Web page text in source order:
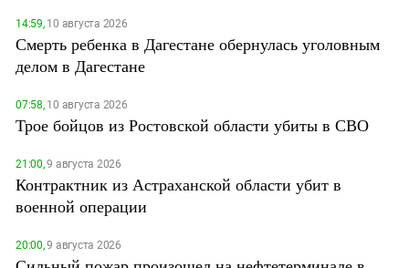
14:59,10 августа 2026
Смерть ребенка в Дагестане обернулась уголовным
делом в Дагестане
07:58,10 августа 2026
Трое бойцов из Ростовской области убиты в СВО
21:00,9 августа 2026
Контрактник из Астраханской области убит в
военной операции
20:00,9 августа 2026